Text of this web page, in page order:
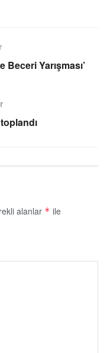
Yarışması’
alanlar * ile